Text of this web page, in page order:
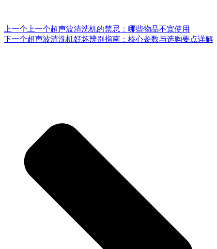
上一个 上一个超声波清洗机的禁忌：哪些物品不宜使用
下一个超声波清洗机好坏辨别指南：核心参数与选购要点详解